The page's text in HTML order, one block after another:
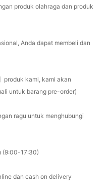
produk olahraga dan produk
Anda dapat membeli dan
produk kami, kami akan
untuk barang pre-order)
ragu untuk menghubungi
(9:00-17:30)
dan cash on delivery